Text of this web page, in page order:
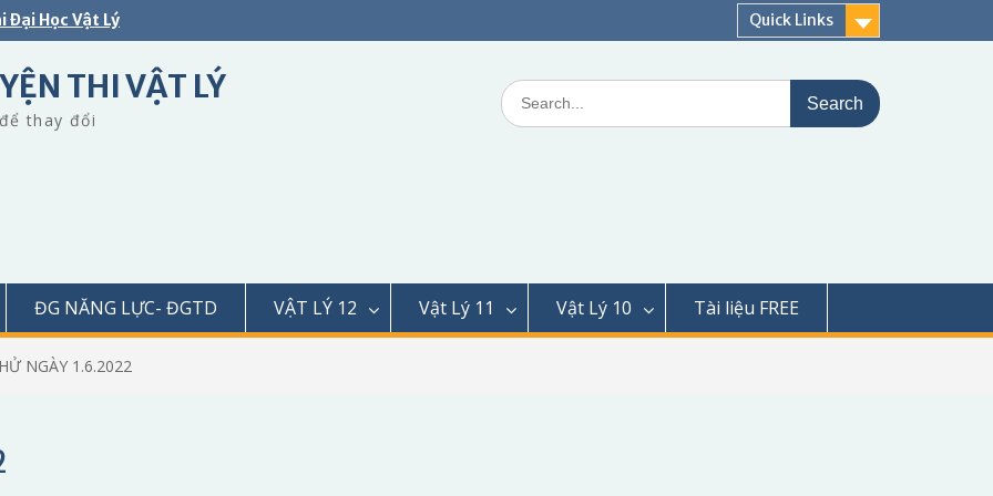
Đại Học Vật Lý Quick Links
THI VẬT LÝ
thay đổi
Search
for:
ĐG NĂNG LỰC- ĐGTD VẬT LÝ 12 Vật Lý 11 Vật Lý 10 Tài liệu FREE
NGÀY 1.6.2022